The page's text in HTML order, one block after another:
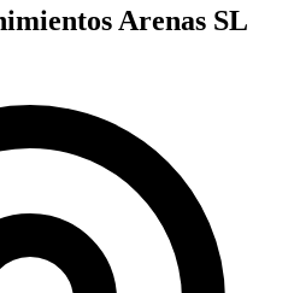
Arenas SL